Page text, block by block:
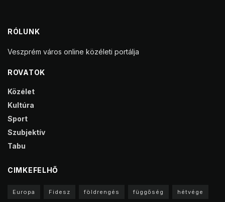
RÓLUNK
Veszprém város online közéleti portálja
ROVATOK
Közélet
Kultúra
Sport
Szubjektív
Tabu
CIMKEFELHŐ
Europa Fidesz földrengés függőség hétvége